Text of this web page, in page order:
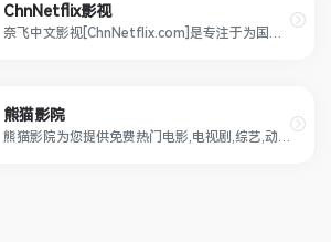
ChnNetflix影视
奈飞中文影视[ChnNetflix.com]是专注于为国内用户提供免费的奈飞影剧，在这里您无需翻墙付费即可享受奈飞电影带来的极致视听体验
熊猫影院
熊猫影院为您提供免费热门电影,电视剧,综艺,动漫在线观看,给您更好的视频观看体验,做最好用的海外华人影院!